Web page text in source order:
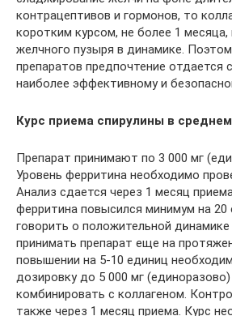
контрацептивов и гормонов, то
коротким курсом, не более 1
желчного пузыря в динамике.
препаратов предпочтение отдается
наиболее эффективному и
Курс приема спирулины в
Препарат принимают по 3 000 мг
Уровень ферритина необходимо
Анализ сдается через 1 месяц
ферритина повысился минимум на
говорить о положительной
принимать препарат еще на
повышении на 5-10 единиц
дозировку до 5 000 мг (единоразово)
комбинировать с коллагеном.
также через 1 месяц приема. Курс